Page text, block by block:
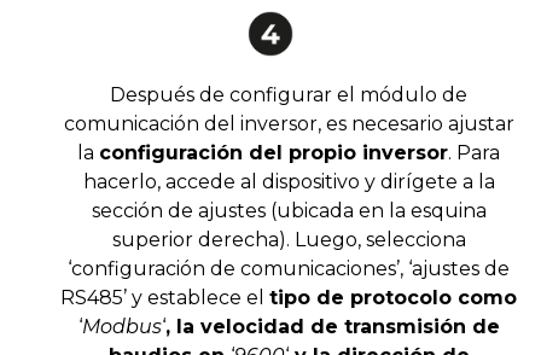
Después de configurar el módulo de
comunicación del inversor, es necesario ajustar
la configuración del propio inversor. Para
hacerlo, accede al dispositivo y dirígete a la
sección de ajustes (ubicada en la esquina
superior derecha). Luego, selecciona
‘configuración de comunicaciones’, ‘ajustes de
RS485’ y establece el tipo de protocolo como
‘Modbus‘, la velocidad de transmisión de